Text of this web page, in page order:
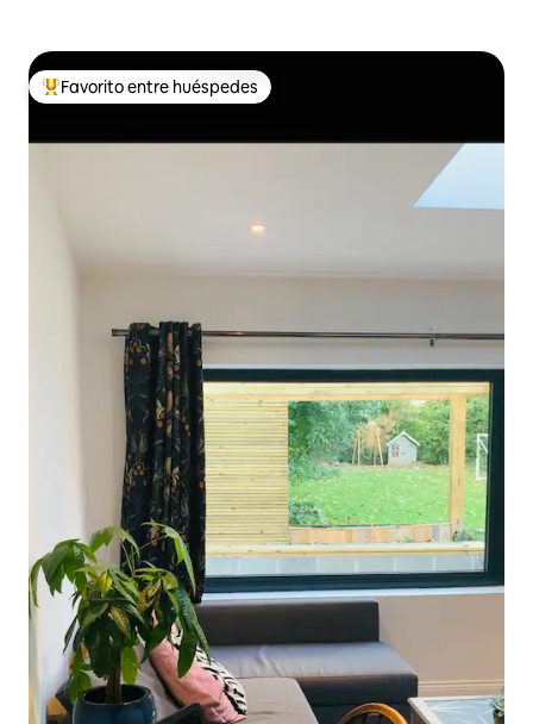
Favorito entre los huéspedes más destacados
Favorito entre huéspedes